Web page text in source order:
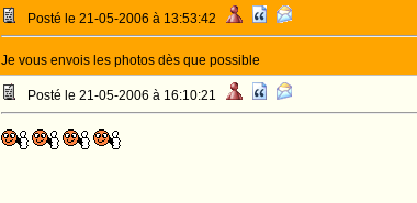
Posté le 21-05-2006 à 13:53:42
Je vous envois les photos dès que possible
Posté le 21-05-2006 à 16:10:21